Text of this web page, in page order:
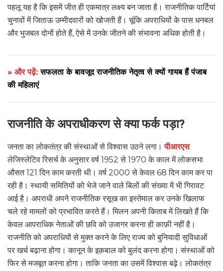
पहलू यह है कि इसमें जीत ही एकमात्र लक्ष्य बन जाता है। राजनीतिक पार्टियां
चुनावों में जिताऊ उम्मीदवारों को खोजती हैं। चूंकि अपराधियों के पास धनबल
और भुजबल दोनों होते हैं, ऐसे में उनके जीतने की संभावना अधिक होती है।
» और पढ़ें:सफलता के बावजूद राजनीतिक नेतृत्व से क्यों गायब हैं पंजाब
की महिलाएं
राजनीति के अपराधीकरण से क्या फर्क पड़ा?
जनता का लोकतंत्र की संस्थाओं से विश्वास उठने लगा।पीआरएस
लेजिस्लेटिव रिसर्च के अनुसार वर्ष 1952 से 1970 के काल में लोकसभा
औसत 121 दिन काम करती थी। वर्ष 2000 से केवल 68 दिन काम कर पा
रही है। स्थायी समितियों को भेजे जाने वाले बिलों की संख्या में भी गिरावट
आई है। अपराधी अपने राजनीतिक रसूख का इस्तेमाल कर उनके खिलाफ
चले रहे मामलों को प्रभावित करते हैं। मिलन अपनी किताब में लिखते हैं कि
केवल आपराधिक नेताओं की छवि को उजागर करना ही काफ़ी नहीं है।
राजनीति को अपराधियों से मुक्त करने के लिए राज्य को बुनियादी सुविधाओं
पर खर्च बढ़ाना होगा। कानून के इक़बाल को बुलंद करना होगा। संस्थाओं को
फिर से मजबूत करना होगा। ताकि जनता का उसमें विश्वास बढ़े। लोकतंत्र